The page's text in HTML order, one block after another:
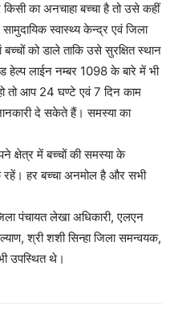
किसी का अनचाहा बच्चा है तो उसे कहीं
स्वास्थ्य केन्द्र एवं जिला
को डाले ताकि उसे सुरक्षित स्थान
हेल्प लाईन नम्बर 1098 के बारे में भी
तो आप 24 घण्टे एवं 7 दिन काम
दे सकेते हैं। समस्या का
क्षेत्र में बच्चों की समस्या के
हर बच्चा अनमोल है और सभी
पंचायत लेखा अधिकारी, एलएन
श्री शशी सिन्हा जिला समन्वयक,
उपस्थित थे।